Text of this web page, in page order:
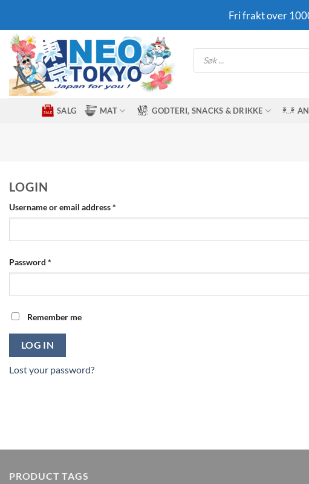
content
Fri frakt over
Products
search
SALG MAT GODTERI, SNACKS & DRIKKE
LOGIN
Username or email address*
Password *
Remember me
LOG IN
Lost your password?
PRODUCT TAGS